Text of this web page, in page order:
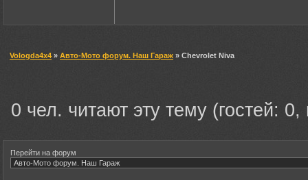
Vologda4x4 » Авто-Мото форум. Наш Гараж » Chevrolet Niva
0 чел. читают эту тему (гостей:
Перейти на форум